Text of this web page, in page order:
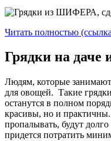
Читать полностью
Грядки на даче
Людям, которые
для овощей. Такие
останутся в полном
красивы, но и
пропалывать, будут
придется потратить